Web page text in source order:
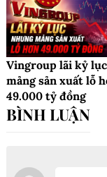
Vingroup lãi kỷ
mảng sản xuất lỗ
49.000 tỷ đồng